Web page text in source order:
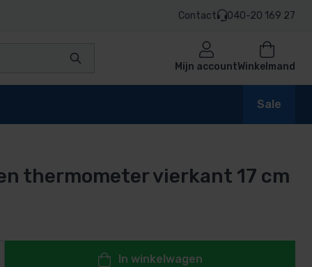
Contact 040-20 169 27
Mijn accountWinkelmand
Sale
thermometer vierkant 17 cm
In winkelwagen